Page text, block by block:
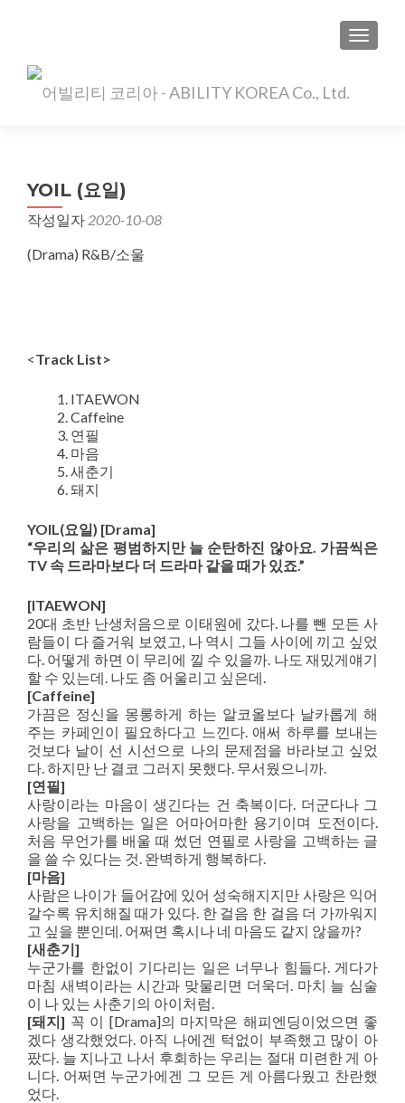
YOIL (요일)
작성일자 2020-10-08
(Drama) R&B/소울
<Track List>
ITAEWON
Caffeine
연필
마음
새춘기
돼지
YOIL(요일) [Drama]
“우리의 삶은 평범하지만 늘 순탄하진 않아요. 가끔씩은
TV 속 드라마보다 더 드라마 같을 때가 있죠.”
[ITAEWON]
20대 초반 난생처음으로 이태원에 갔다. 나를 뺀 모든 사
람들이 다 즐거워 보였고, 나 역시 그들 사이에 끼고 싶었
다. 어떻게 하면 이 무리에 낄 수 있을까. 나도 재밌게얘기
할 수 있는데. 나도 좀 어울리고 싶은데.
[Caffeine]
가끔은 정신을 몽롱하게 하는 알코올보다 날카롭게 해
주는 카페인이 필요하다고 느낀다. 애써 하루를 보내는
것보다 날이 선 시선으로 나의 문제점을 바라보고 싶었
다. 하지만 난 결코 그러지 못했다. 무서웠으니까.
[연필]
사랑이라는 마음이 생긴다는 건 축복이다. 더군다나 그
사랑을 고백하는 일은 어마어마한 용기이며 도전이다.
처음 무언가를 배울 때 썼던 연필로 사랑을 고백하는 글
을 쓸 수 있다는 것. 완벽하게 행복하다.
[마음]
사람은 나이가 들어감에 있어 성숙해지지만 사랑은 익어
갈수록 유치해질 때가 있다. 한 걸음 한 걸음 더 가까워지
고 싶을 뿐인데. 어쩌면 혹시나 네 마음도 같지 않을까?
[새춘기]
누군가를 한없이 기다리는 일은 너무나 힘들다. 게다가
마침 새벽이라는 시간과 맞물리면 더욱더. 마치 늘 심술
이 나 있는 사춘기의 아이처럼.
[돼지] 꼭 이 [Drama]의 마지막은 해피엔딩이었으면 좋
겠다 생각했었다. 아직 나에겐 턱없이 부족했고 많이 아
팠다. 늘 지나고 나서 후회하는 우리는 절대 미련한 게 아
니다. 어쩌면 누군가에겐 그 모든 게 아름다웠고 찬란했
었다.